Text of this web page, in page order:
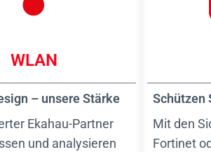
WLAN
– unsere Stärke
Ekahau-Partner
und analysieren
Schützen
Mit den
Fortinet